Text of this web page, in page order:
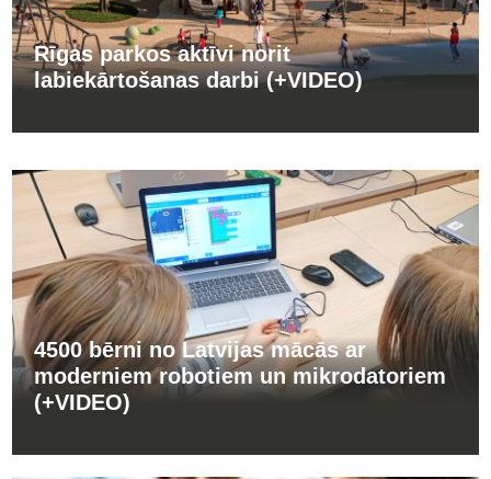
Rīgas parkos aktīvi norit
labiekārtošanas darbi (+VIDEO)
4500 bērni no Latvijas mācās ar
moderniem robotiem un mikrodatoriem
(+VIDEO)